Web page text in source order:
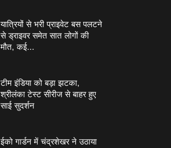
यात्रियों से भरी प्राइवेट बस पलटने
से ड्राइवर समेत सात लोगों की
मौत, कई...
टीम इंडिया को बड़ा झटका,
श्रीलंका टेस्ट सीरीज से बाहर हुए
साई सुदर्शन
ईको गार्डन में चंद्रशेखर ने उठाया